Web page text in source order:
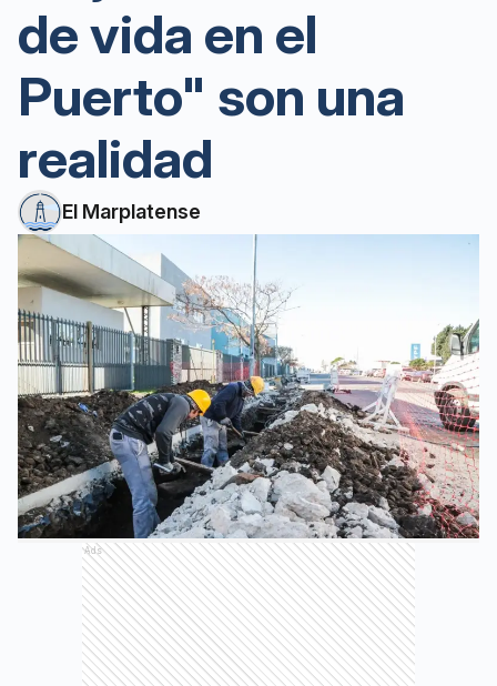
de vida en el
Puerto" son una
realidad
El Marplatense
Ads